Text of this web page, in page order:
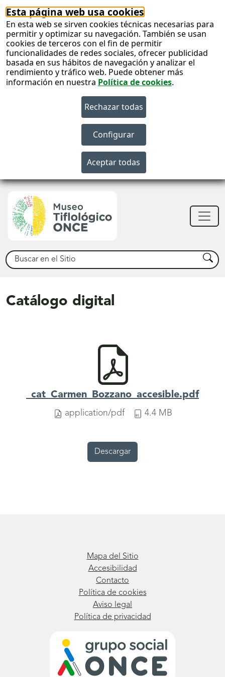
Esta página web usa cookies
En esta web se sirven cookies técnicas necesarias para
permitir y optimizar su navegación. También se usan
cookies de terceros con el fin de permitir
funcionalidades de redes sociales, ofrecer publicidad
basada en sus hábitos de navegación y analizar el
rendimiento y tráfico web. Puede obtener más
información en nuestra Política de cookies.
Buscar Buscar
Catálogo digital
_cat_Carmen_Bozzano_accesible.pdf
application/pdf 4.4 MB
Descargar
Mapa del Sitio
Accesibilidad
Contacto
Política de cookies
Aviso legal
Política de privacidad